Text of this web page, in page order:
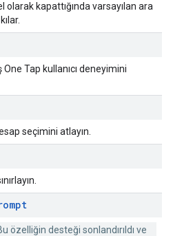
olarak kapattığında varsayılan ara
Tap kullanıcı deneyimini
seçimini atlayın.
özelliğin desteği sonlandırıldı ve